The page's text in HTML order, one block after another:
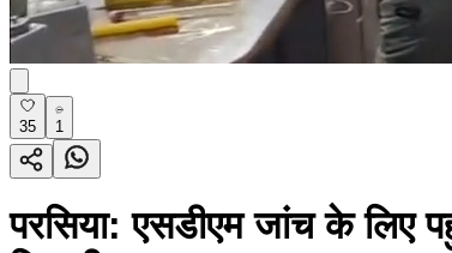
35 1
परसिया: एसडीएम जांच के लिए